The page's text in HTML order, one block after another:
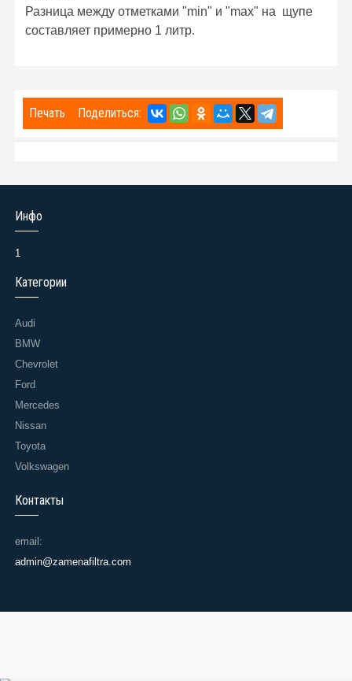
Разница между отметками "min" и "max" на щупе
составляет примерно 1 литр.
Печать Поделиться:
Инфо
1
Категории
Audi
BMW
Chevrolet
Ford
Mercedes
Nissan
Toyota
Volkswagen
Контакты
email:
admin@zamenafiltra.com